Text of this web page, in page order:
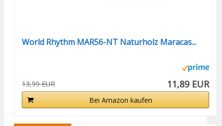
World Rhythm MAR56-NT Naturholz Maracas...
13,99 EUR 11,89 EUR
Bei Amazon kaufen